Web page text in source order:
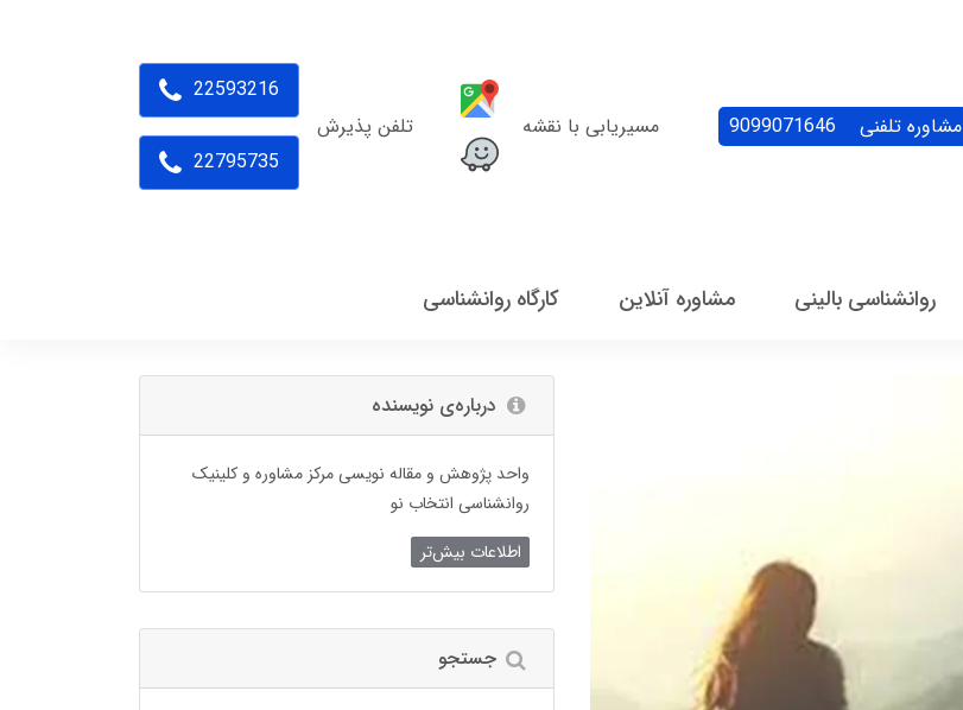
مشاوره تلفنی 9099071646 مسیریابی با نقشه تلفن پذیرش
22593216
22795735
روانشناسی بالینی مشاوره آنلاین کارگاه روانشناسی
درباره‌ی نویسنده
واحد پژوهش و مقاله نویسی مرکز مشاوره و کلینیک
روانشناسی انتخاب نو
اطلاعات بیش‌تر
جستجو